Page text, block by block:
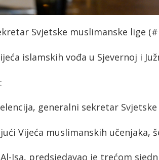
Svjetske muslimanske lige
islamskih vođa u Sjevernoj i
generalni sekretar
Vijeća muslimanskih učenjaka,
Isa, predsjedavao je trećom